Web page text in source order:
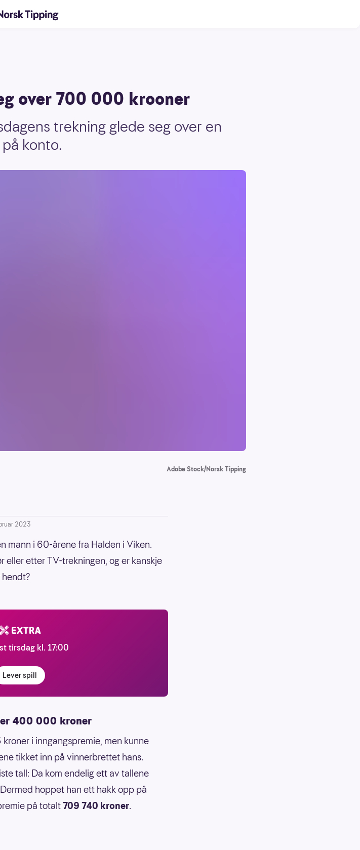
over 700 000 krooner
trekning glede seg over en
konto.
Adobe Stock/Norsk Tipping
2023
mann i 60-årene fra Halden i Viken.
eller etter TV-trekningen, og er kanskje
tirsdag kl. 17:00
Lever spill
400 000 kroner
i inngangspremie, men kunne
tikket inn på vinnerbrettet hans.
tall: Da kom endelig ett av tallene
hoppet han ett hakk opp på
på totalt709 740 kroner.